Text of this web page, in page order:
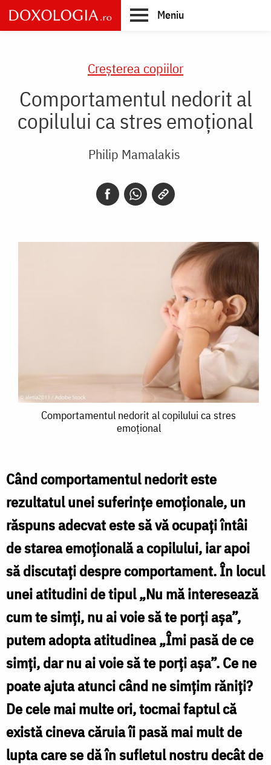
Skip
to
main
Meniu
Creşterea copiilor
Comportamentul nedorit al
copilului ca stres emoțional
Philip Mamalakis
Comportamentul
copilului
ca
stres
emoțional
Comportamentul nedorit al copilului ca stres
emoțional
Când comportamentul nedorit este
rezultatul unei suferințe emoționale, un
răspuns adecvat este să vă ocupați întâi
de starea emoțională a copilului, iar apoi
să discutați despre comportament. În locul
unei atitudini de tipul „Nu mă interesează
cum te simți, nu ai voie să te porți așa”,
putem adopta atitudinea „Îmi pasă de ce
simți, dar nu ai voie să te porți așa”. Ce ne
poate ajuta atunci când ne simțim răniți?
De cele mai multe ori, tocmai faptul că
există cineva căruia îi pasă mai mult de
lupta care se dă în sufletul nostru decât de